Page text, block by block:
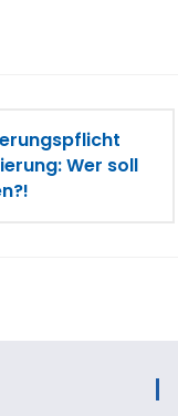
Wer soll